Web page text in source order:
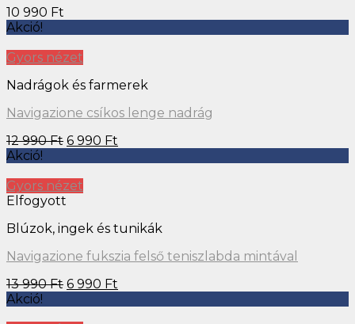
10 990 Ft
Akció!
Gyors nézet
Nadrágok és farmerek
Navigazione csíkos lenge nadrág
12 990Ft 6 990 Ft
Akció!
Gyors nézet
Elfogyott
Blúzok, ingek és tunikák
Navigazione fukszia felső teniszlabda mintával
13 990Ft 6 990 Ft
Akció!